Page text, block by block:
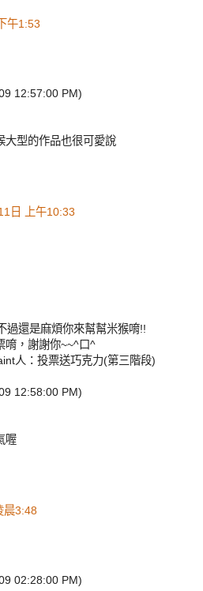
午1:53
12:57:00 PM)
大型的作品也很可愛說
日 上午10:33
過還是麻煩你來幫幫米猴唷!!
唷，謝謝你~~^口^
人：投票送巧克力(第三階段)
12:58:00 PM)
喔
晨3:48
02:28:00 PM)